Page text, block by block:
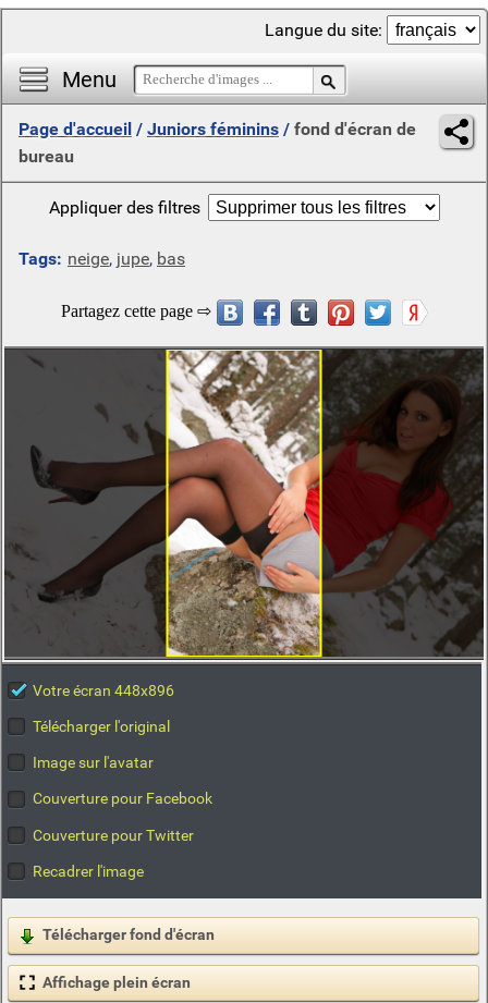
Menu
Langue du site:
Page d'accueil / Juniors féminins / fond d'écran de
bureau
Appliquer des filtres
Tags: neige, jupe, bas
Votre écran 448x896
Télécharger l'original
Image sur l'avatar
Couverture pour Facebook
Couverture pour Twitter
Recadrer l'image
Télécharger fond d'écran
Affichage plein écran